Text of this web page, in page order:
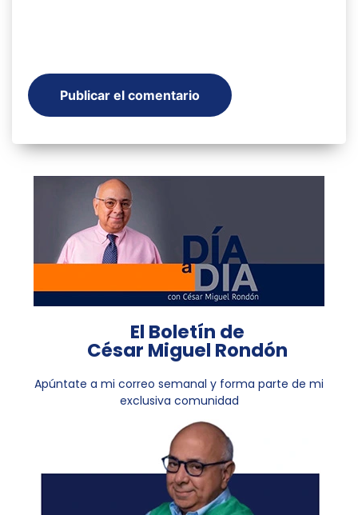
El Boletín de
César Miguel Rondón
Apúntate a mi correo semanal y forma parte de mi
exclusiva comunidad